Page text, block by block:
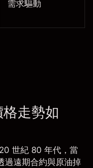
需求驅動
走勢如
世紀 80 年代，當
過遠期合約與原油掉